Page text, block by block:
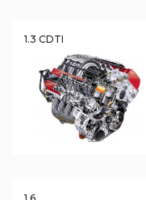
1.3 CDTI